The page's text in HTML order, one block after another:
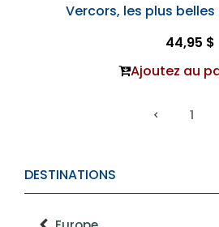
DESTINATIONS
Vercors, les plus
44,95 $
Ajoutez au
1